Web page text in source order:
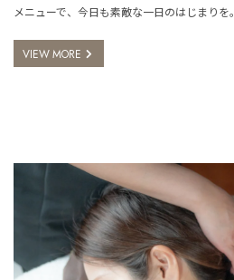
メニューで、今日も素敵な一日のはじまりを。
VIEW MORE